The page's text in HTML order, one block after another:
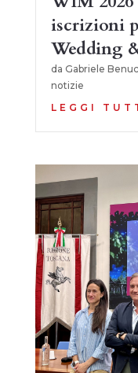
iscrizioni
Wedding
da Gabriele
notizie
LEGGI